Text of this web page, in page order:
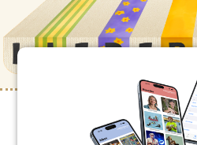
Kinderlieder